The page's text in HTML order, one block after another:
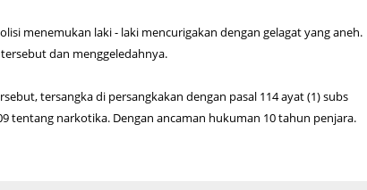
menemukan laki - laki mencurigakan dengan gelagat yang aneh.
dan menggeledahnya.
tersangka di persangkakan dengan pasal 114 ayat (1) subs
tentang narkotika. Dengan ancaman hukuman 10 tahun penjara.